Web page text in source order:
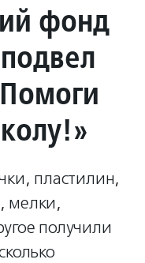
фонд
пластилин,
мелки,
получили